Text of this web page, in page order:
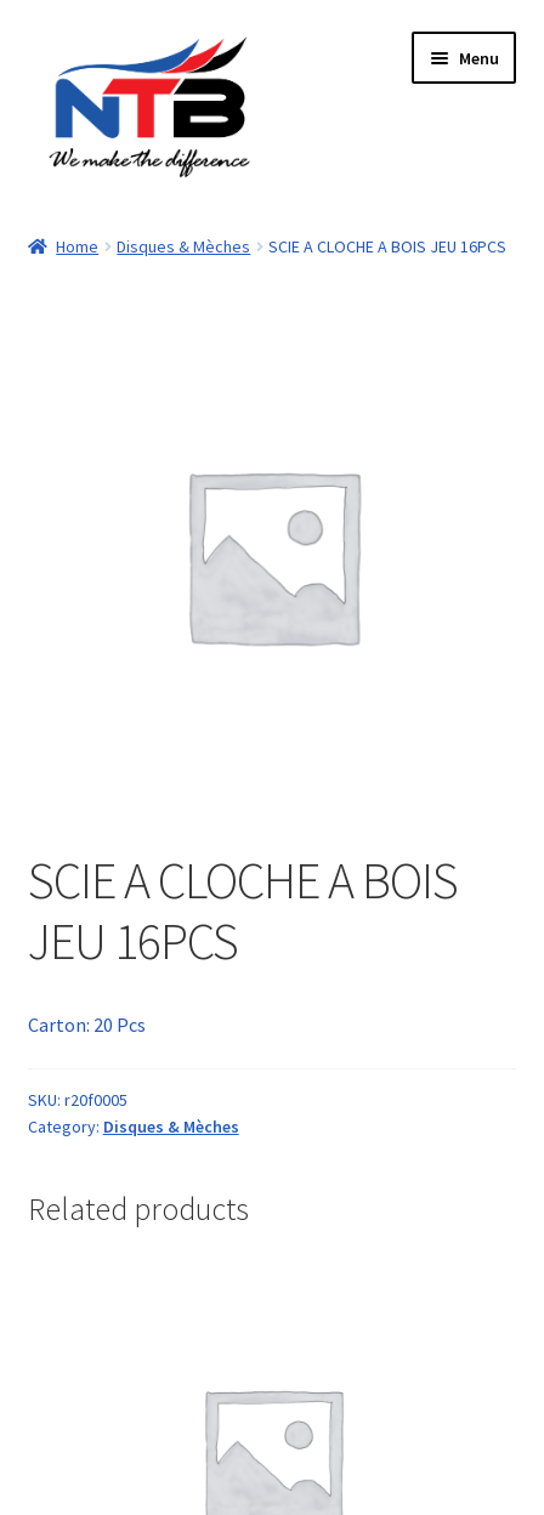
navigation
contenu
Menu
Home Disques & Mèches SCIE A CLOCHE A BOIS JEU 16PCS
SCIE A CLOCHE A BOIS
JEU 16PCS
Carton: 20 Pcs
SKU: r20f0005
Category: Disques & Mèches
Related products